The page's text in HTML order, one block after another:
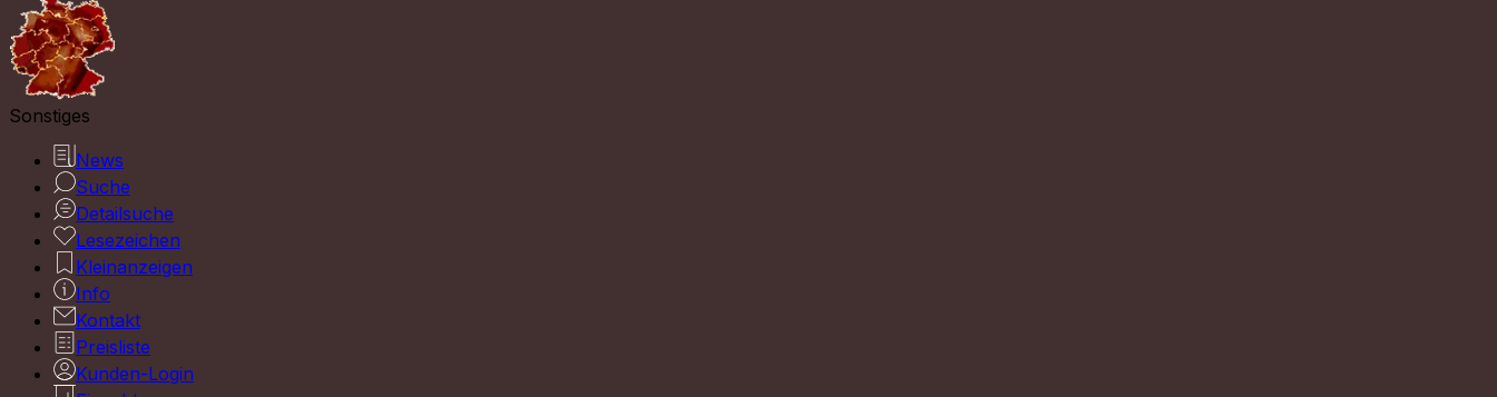
Sonstiges
News
Suche
Detailsuche
Lesezeichen
Kleinanzeigen
Info
Kontakt
Preisliste
Kunden-Login